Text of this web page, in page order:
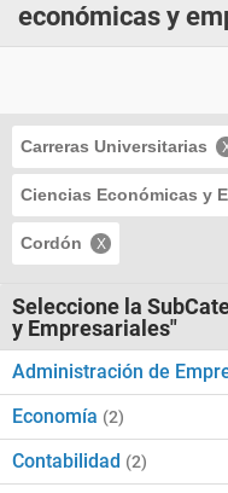
económicas y
Carreras Universitarias
Ciencias Económicas y
Cordón
Seleccione la
y Empresariales"
Administración de
Economía (2)
Contabilidad (2)